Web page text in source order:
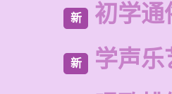
新 初学通
新 学声乐